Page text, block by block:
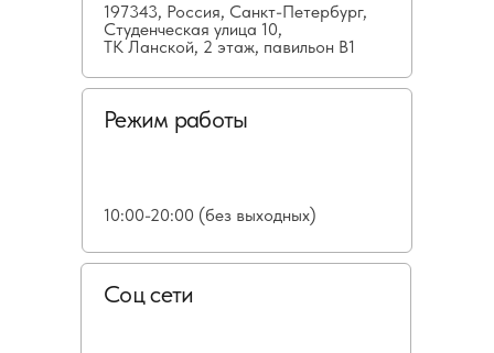
197343, Россия, Санкт-Петербург,
Студенческая улица 10,
ТК Ланской, 2 этаж, павильон В1
Режим работы
10:00-20:00 (без выходных)
Соц сети